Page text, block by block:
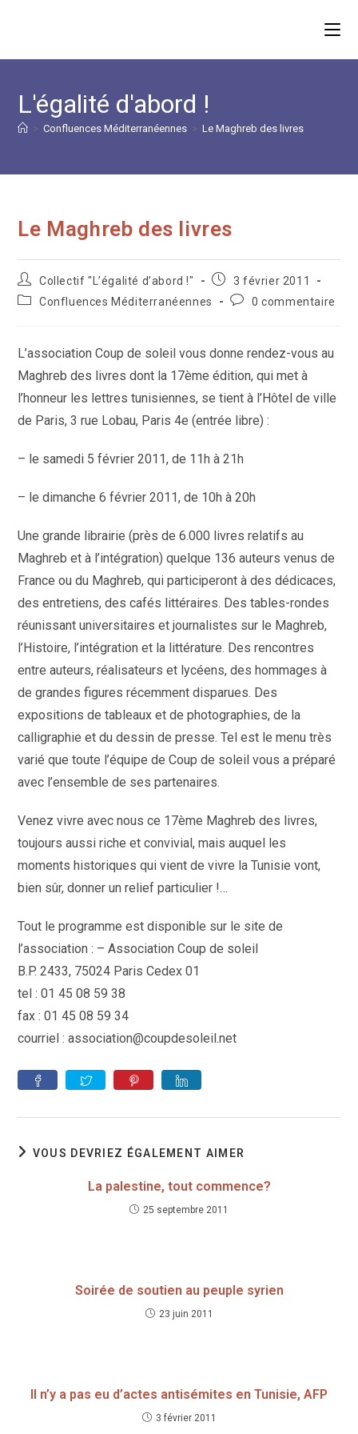
L'égalité d'abord !
> Confluences Méditerranéennes > Le Maghreb des livres
Le Maghreb des livres
Auteur/autrice
de
la
Collectif "L’égalité d’abord !"
Publication
publiée :
3 février 2011
PostConfluences Méditerranéennes
Commentaires
0 commentaire
L’association Coup de soleil vous donne rendez-vous au
Maghreb des livres dont la 17ème édition, qui met à
l’honneur les lettres tunisiennes, se tient à l’Hôtel de ville
de Paris, 3 rue Lobau, Paris 4e (entrée libre) :
– le samedi 5 février 2011, de 11h à 21h
– le dimanche 6 février 2011, de 10h à 20h
Une grande librairie (près de 6.000 livres relatifs au
Maghreb et à l’intégration) quelque 136 auteurs venus de
France ou du Maghreb, qui participeront à des dédicaces,
des entretiens, des cafés littéraires. Des tables-rondes
réunissant universitaires et journalistes sur le Maghreb,
l’Histoire, l’intégration et la littérature. Des rencontres
entre auteurs, réalisateurs et lycéens, des hommages à
de grandes figures récemment disparues. Des
expositions de tableaux et de photographies, de la
calligraphie et du dessin de presse. Tel est le menu très
varié que toute l’équipe de Coup de soleil vous a préparé
avec l’ensemble de ses partenaires.
Venez vivre avec nous ce 17ème Maghreb des livres,
toujours aussi riche et convivial, mais auquel les
moments historiques qui vient de vivre la Tunisie vont,
bien sûr, donner un relief particulier !…
Tout le programme est disponible sur le site de
l’association : – Association Coup de soleil
B.P. 2433, 75024 Paris Cedex 01
tel : 01 45 08 59 38
fax : 01 45 08 59 34
courriel : association@coupdesoleil.net
VOUS DEVRIEZ ÉGALEMENT AIMER
La palestine, tout commence?
25 septembre 2011
Soirée de soutien au peuple syrien
23 juin 2011
Il n’y a pas eu d’actes antisémites en Tunisie, AFP
3 février 2011